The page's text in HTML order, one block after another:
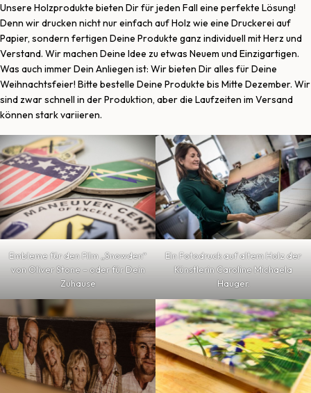
Unsere Holzprodukte bieten Dir für jeden Fall eine perfekte Lösung!
Denn wir drucken nicht nur einfach auf Holz wie eine Druckerei auf
Papier, sondern fertigen Deine Produkte ganz individuell mit Herz und
Verstand. Wir machen Deine Idee zu etwas Neuem und Einzigartigen.
Was auch immer Dein Anliegen ist: Wir bieten Dir alles für Deine
Weihnachtsfeier! Bitte bestelle Deine Produkte bis Mitte Dezember. Wir
sind zwar schnell in der Produktion, aber die Laufzeiten im Versand
können stark variieren.
Embleme für den Film „Snowden“
von Oliver Stone – oder für Dein
Zuhause
Ein Fotodruck auf altem Holz der
Künstlerin Caroline Michaela
Hauger.